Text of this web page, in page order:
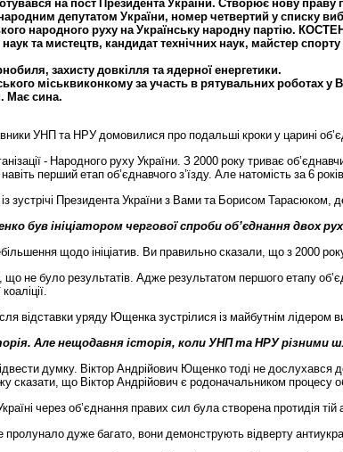
на пост Президента України. Створює нову праву
депутатом України, номер четвертий у списку
народного руху на Українську народну партію.
наук та мистецтв, кандидат технічних наук, майстер спорту
, захисту довкілля та ядерної енергетики.
міськвиконкому за участь в рятувальних роботах у
. Має сина.
УНП та НРУ домовилися про подальші кроки у царині об’
- Народного руху України. З 2000 року триває об’
навіть перший етап об’єднавчого з’їзду. Але натомість за 6 років
із зустрічі Президента України з Вами та Борисом Тарасюком,
був ініціатором чергової спроби об’єднання двох
щодо ініціатив. Ви правильно сказали, що з 2000
, що не було результатів. Адже результатом першого етапу об’
коаліції.
відставки уряду Ющенка зустрілися із майбутнім лідером
. Але нещодавня історія, коли УНП та НРУ різними
думку. Віктор Андрійович Ющенко тоді не дослухався
сказати, що Віктор Андрійович є родоначальником процесу
через об’єднання правих сил була створена протидія тій
пролунало дуже багато, вони демонструють відверту